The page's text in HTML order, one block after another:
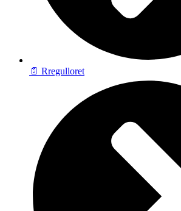
📄 Rregulloret